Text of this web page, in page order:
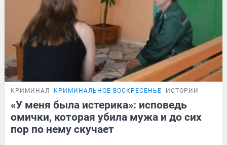
КРИМИНАЛ КРИМИНАЛЬНОЕ ВОСКРЕСЕНЬЕ ИСТОРИИ
«У меня была истерика»: исповедь
омички, которая убила мужа и до сих
пор по нему скучает